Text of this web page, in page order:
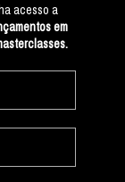
acesso a
em